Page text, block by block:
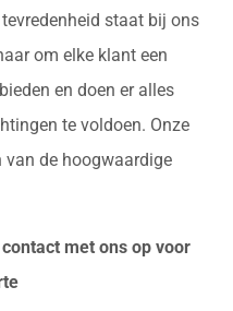
tevredenheid staat bij ons
om elke klant een
en doen er alles
te voldoen. Onze
van de hoogwaardige
met ons op voor